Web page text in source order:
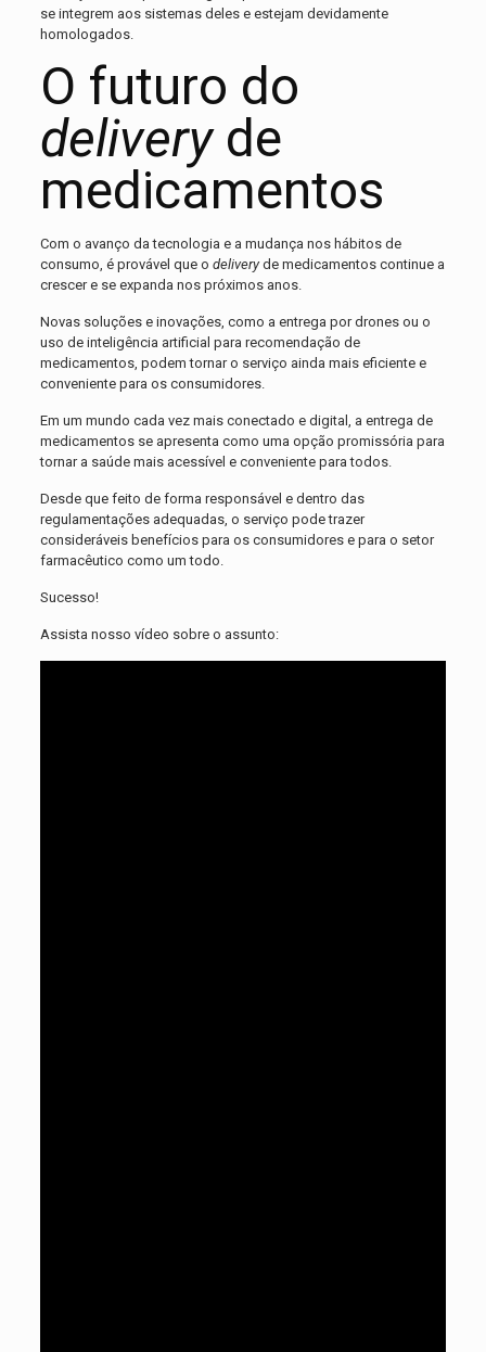
se integrem aos sistemas deles e estejam devidamente
homologados.
O futuro do
deliveryde
medicamentos
Com o avanço da tecnologia e a mudança nos hábitos de
consumo, é provável que o deliveryde medicamentos continue a
crescer e se expanda nos próximos anos.
Novas soluções e inovações, como a entrega por drones ou o
uso de inteligência artificial para recomendação de
medicamentos, podem tornar o serviço ainda mais eficiente e
conveniente para os consumidores.
Em um mundo cada vez mais conectado e digital, a entrega de
medicamentos se apresenta como uma opção promissória para
tornar a saúde mais acessível e conveniente para todos.
Desde que feito de forma responsável e dentro das
regulamentações adequadas, o serviço pode trazer
consideráveis ​​benefícios para os consumidores e para o setor
farmacêutico como um todo.
Sucesso!
Assista nosso vídeo sobre o assunto: